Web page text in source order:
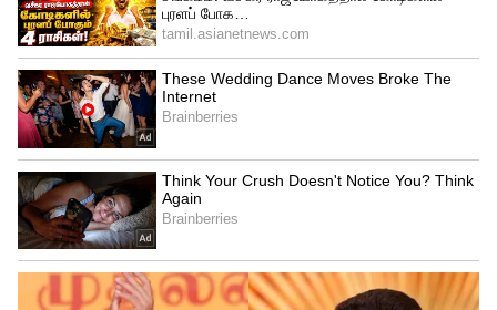
மருத்துவர் மார்கண்டனை கடந்த ஆண்டு
வட்டார மருத்துவ அலுவலராக, மாவட்ட
சுகாதார அலுவலர் டாக்டர் மீனாட்சி
நியமித்திருந்தார். இந்த மார்கண்டன்
காலை முதல் மதியம் வரை இடைக்காட்டூர்
கிளினிக், மாலை வேளையில் மானாமதுரை
கிளினிக். வாரத்தில் வெள்ளிக்கிழமை
மட்டும் அரசு பணிக்கு ஒரு 'விசிட்'
அடிப்பதோடு சரி. மீதி ஆறு நாட்களும் அரசு
மருத்துவமனை பக்கம் இவர் தலை வைத்தே